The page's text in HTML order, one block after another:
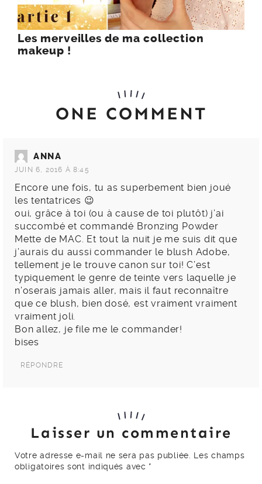
Les merveilles de ma collection
makeup !
ONE COMMENT
ANNA
JUIN 6, 2016 À 8:45
Encore une fois, tu as superbement bien joué
les tentatrices 😉
oui, grâce à toi (ou à cause de toi plutôt) j’ai
succombé et commandé Bronzing Powder
Mette de MAC. Et tout la nuit je me suis dit que
j’aurais du aussi commander le blush Adobe,
tellement je le trouve canon sur toi! C’est
typiquement le genre de teinte vers laquelle je
n’oserais jamais aller, mais il faut reconnaître
que ce blush, bien dosé, est vraiment vraiment
vraiment joli.
Bon allez, je file me le commander!
bises
RÉPONDRE
Laisser un commentaire
Votre adresse e-mail ne sera pas publiée.
Les champs
obligatoires sont indiqués avec *